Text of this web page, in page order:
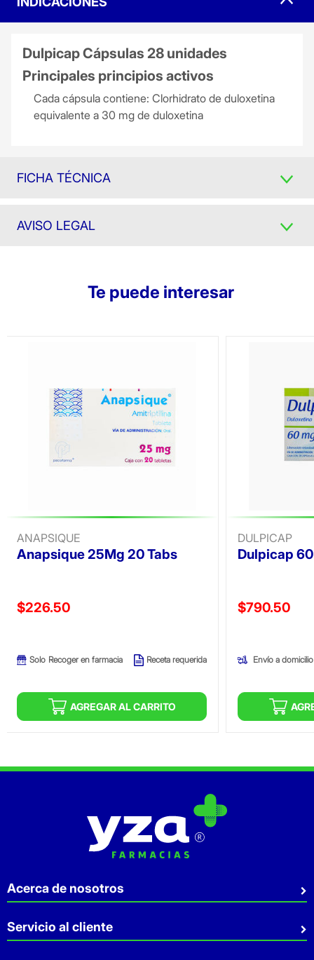
Dulpicap Cápsulas 28 unidades
Principales principios activos
Cada cápsula contiene: Clorhidrato de duloxetina
equivalente a 30 mg de duloxetina
FICHA TÉCNICA
AVISO LEGAL
Te puede interesar
ANAPSIQUE
Anapsique 25Mg 20 Tabs
Precio reducido de
$226.50
Solo Recoger en farmacia Receta requerida
AGREGAR AL CARRITO
DULPICAP
Dulpicap
Precio
$790.50
Envío a domicilio
Acerca de nosotros
Quiénes somos
Sostenibilidad
Servicio al cliente